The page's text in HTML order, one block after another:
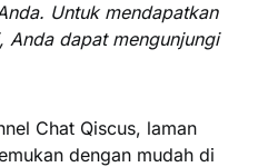
Untuk mendapatkan
Anda dapat mengunjungi
Chat Qiscus, laman
dengan mudah di